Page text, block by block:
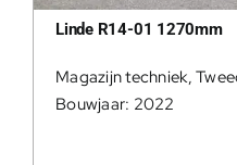
Linde R14-01 1270mm
Magazijn techniek,
Bouwjaar: 2022